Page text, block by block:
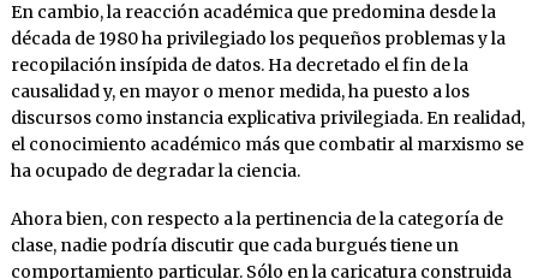
En cambio, la reacción académica que predomina desde la
década de 1980 ha privilegiado los pequeños problemas y la
recopilación insípida de datos. Ha decretado el fin de la
causalidad y, en mayor o menor medida, ha puesto a los
discursos como instancia explicativa privilegiada. En realidad,
el conocimiento académico más que combatir al marxismo se
ha ocupado de degradar la ciencia.
Ahora bien, con respecto a la pertinencia de la categoría de
clase, nadie podría discutir que cada burgués tiene un
comportamiento particular. Sólo en la caricatura construida